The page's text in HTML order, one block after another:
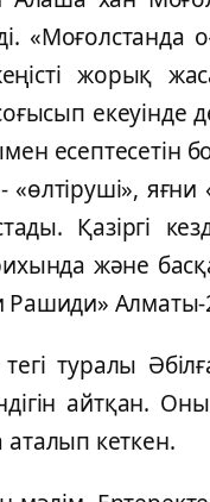
«Моғолстанда
жорық
екеуінде
яғни
Қазіргі
және
Алматы-
айтқан.
кеткен.